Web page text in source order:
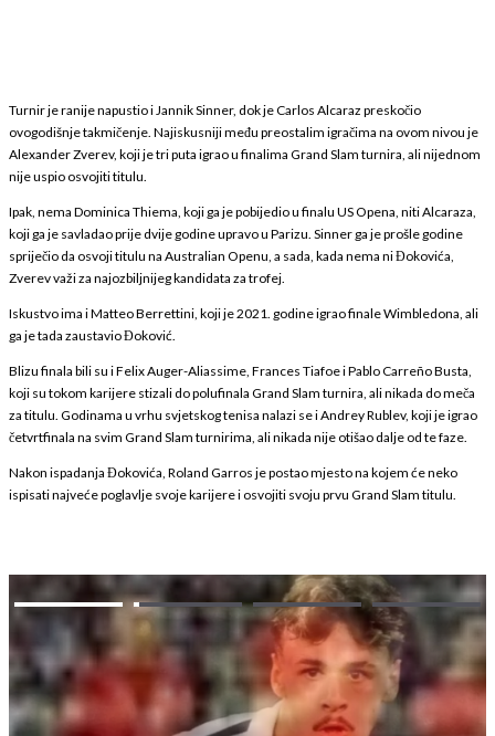
Turnir je ranije napustio i Jannik Sinner, dok je Carlos Alcaraz preskočio
ovogodišnje takmičenje. Najiskusniji među preostalim igračima na ovom nivou je
Alexander Zverev, koji je tri puta igrao u finalima Grand Slam turnira, ali nijednom
nije uspio osvojiti titulu.
Ipak, nema Dominica Thiema, koji ga je pobijedio u finalu US Opena, niti Alcaraza,
koji ga je savladao prije dvije godine upravo u Parizu. Sinner ga je prošle godine
spriječio da osvoji titulu na Australian Openu, a sada, kada nema ni Đokovića,
Zverev važi za najozbiljnijeg kandidata za trofej.
Iskustvo ima i Matteo Berrettini, koji je 2021. godine igrao finale Wimbledona, ali
ga je tada zaustavio Đoković.
Blizu finala bili su i Felix Auger-Aliassime, Frances Tiafoe i Pablo Carreño Busta,
koji su tokom karijere stizali do polufinala Grand Slam turnira, ali nikada do meča
za titulu. Godinama u vrhu svjetskog tenisa nalazi se i Andrey Rublev, koji je igrao
četvrtfinala na svim Grand Slam turnirima, ali nikada nije otišao dalje od te faze.
Nakon ispadanja Đokovića, Roland Garros je postao mjesto na kojem će neko
ispisati najveće poglavlje svoje karijere i osvojiti svoju prvu Grand Slam titulu.